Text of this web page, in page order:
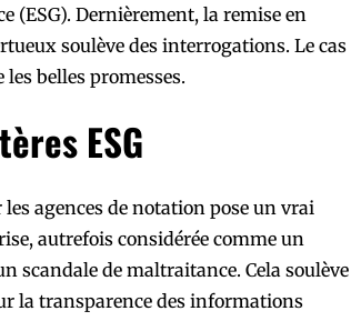
(ESG). Dernièrement, la remise en
soulève des interrogations. Le cas
belles promesses.
ESG
agences de notation pose un vrai
autrefois considérée comme un
scandale de maltraitance. Cela soulève
la transparence des informations